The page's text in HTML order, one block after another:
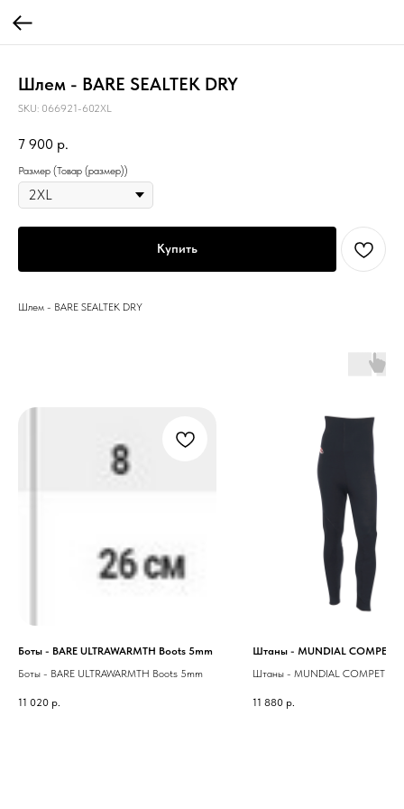
Шлем - BARE SEALTEK DRY
SKU: 066921-602XL
7 900 р.
Размер (Товар (размер))
Купить
Шлем - BARE SEALTEK DRY
Боты - BARE ULTRAWARMTH Boots 5mm
Боты - BARE ULTRAWARMTH Boots 5mm
11 020 р.
Штаны - MUNDIAL COMPET
Штаны - MUNDIAL COMPET
11 880 р.